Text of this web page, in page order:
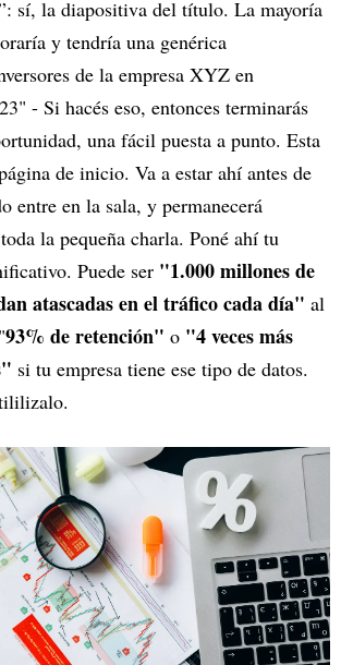
sí, la diapositiva del título. La mayoría
y tendría una genérica
de la empresa XYZ en
- Si hacés eso, entonces terminarás
una fácil puesta a punto. Esta
de inicio. Va a estar ahí antes de
entre en la sala, y permanecerá
la pequeña charla. Poné ahí tu
Puede ser "1.000 millones de
atascadas en el tráfico cada día" al
93% de retención" o "4 veces más
si tu empresa tiene ese tipo de datos.